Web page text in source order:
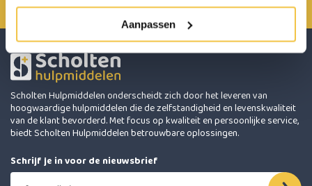
Aanpassen
Scholten Hulpmiddelen onderscheidt zich door het leveren van
hoogwaardige hulpmiddelen die de zelfstandigheid en levenskwaliteit
van de klant bevorderd. Met focus op kwaliteit en persoonlijke service,
biedt Scholten Hulpmiddelen betrouwbare oplossingen.
Schrijf je in voor de nieuwsbrief